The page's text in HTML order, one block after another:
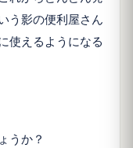
う影の便利屋さん
使えるようになる
うか？